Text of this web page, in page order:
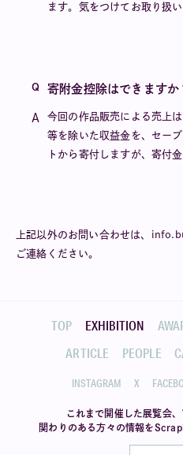
ます。気をつけてお取り扱
寄附金控除はできますか
今回の作品販売による売上
等を除いた収益金を、セー
トから寄付しますが、寄付
上記以外のお問い合わせは、
ご連絡ください。
TOP EXHIBITION
ARTICLE
PEOPLE
INSTAGRAM X
これまで開催した展覧会
関わりのある方々の情報を